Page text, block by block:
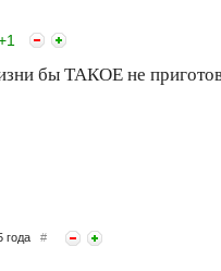
1
бы ТАКОЕ не
года #